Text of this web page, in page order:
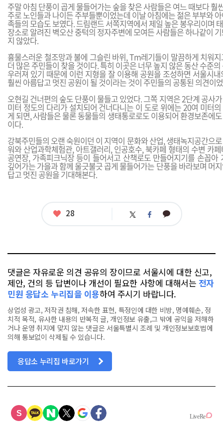
주말 아침 단풍이 곱게 물들어가는 숲을 찾은 사람들은 여느 때보다 훨
주로 노인들과 나이든 주부들뿐이었는데 이날 아침에는 젊은 부부와
족들의 모습도 보였다. 드림랜드 서쪽지역에서 제일 높은 봉우리이며
장소로 알려진 벽오산 중턱의 정자주변에 모여든 사람들은 하나같이
지 않았다.
흉물스러운 철조망과 불에 그슬린 바위, Tm레기들이 말끔하게 치워
더 많은 주민들이 찾을 것이다. 특히 이곳은 너무 높지 않은 동산 수준
우러져 있기 때문에 이런 지형을 잘 이용해 공원을 조성하면 서울시
훨씬 아름답고 멋진 공원이 될 것이라는 것이 주민들의 공통된 의견이
오현길 건너편의 숲도 단풍이 물들고 있었다. 그쪽 지역은 2단계 공사
미터 정도의 다리가 설치되어 건너다니는 이 도로 위에는 20여 미터
게 되면, 사람들은 물론 동물들의 생태통로로도 이용되어 환경보존에
이다.
강북주민들의 오랜 숙원이던 이 지역이 문화와 산업, 생태녹지공간으
워와 산업과학체험관, 아트갤러리, 인공호수, 북카페 형태의 수변 카
공연장, 가족피크닉장 등이 들어서고 산책로도 만들어지기를 손꼽아
깊어가는 가을과 함께 울긋불긋 곱게 물들어가는 단풍을 바라보며 머
답고 멋진 공원을 기대해본다.
좋
28 트 페 카
댓글은 자유로운 의견 공유의 장이므로 서울시에 대한 신고,
제안, 건의 등 답변이나 개선이 필요한 사항에 대해서는 전자
민원 응답소 누리집을 이용하여 주시기 바랍니다.
상업성 광고, 저작권 침해, 저속한 표현, 특정인에 대한 비방, 명예훼손, 정
치적 목적, 유사한 내용의 반복적 글, 개인정보 유출,그 밖에 공익을 저해하
거나 운영 취지에 맞지 않는 댓글은 서울특별시 조례 및 개인정보보호법에
의해 통보없이 삭제될 수 있습니다.
응답소 누리집 바로가기